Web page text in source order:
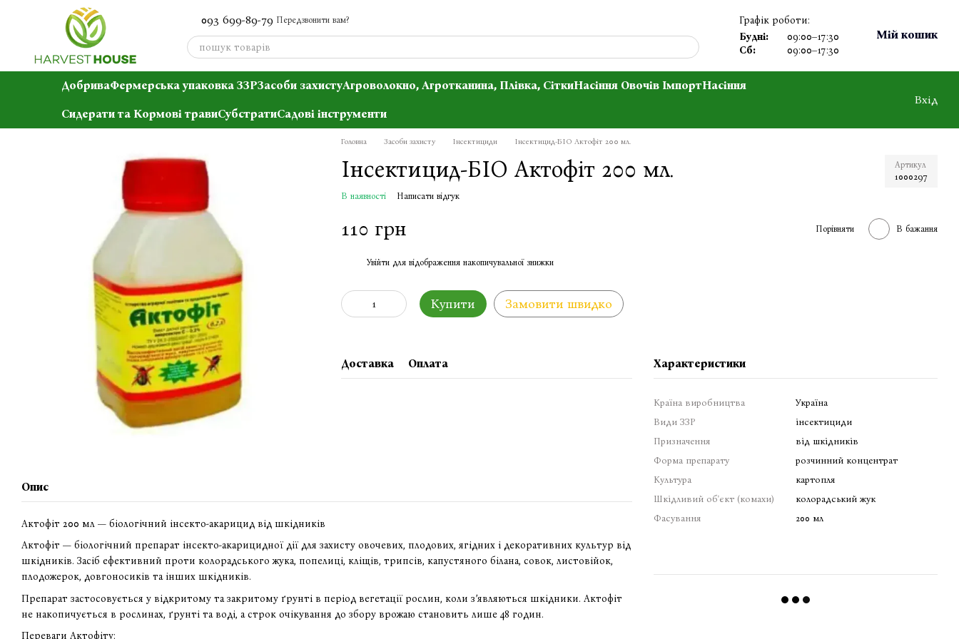
Перейти до основного контенту
093 699-89-79 Передзвонити вам?
Графік роботи:
Будні:
09:00–17:30
Сб:
09:00–17:30
Мій кошик
ДобриваФермерська упаковка ЗЗРЗасоби захистуАгроволокно, Агротканина, Плівка, СіткиНасіння Овочів ІмпортНасіння
Сидерати та Кормові травиСубстратиСадові інструменти
Вхід
Головна Засоби захисту Інсектициди Інсектицид-БІО Актофіт 200 мл.
Інсектицид-БІО Актофіт 200 мл. Артикул
1000297
В наявності Написати відгук
110 грн Порівняти В бажання
Увійти для відображення накопичувальної знижки
Купити Замовити швидко
Доставка Оплата Характеристики
Країна виробництва
Україна
Види ЗЗР
інсектициди
Призначення
від шкідників
Форма препарату
розчинний концентрат
Культура
картопля
Шкідливий об'єкт (комахи)
колорадський жук
Фасування
200 мл
Опис
Актофіт 200 мл — біологічний інсекто-акарицид від шкідників
Актофіт — біологічний препарат інсекто-акарицидної дії для захисту овочевих, плодових, ягідних і декоративних культур від
шкідників. Засіб ефективний проти колорадського жука, попелиці, кліщів, трипсів, капустяного білана, совок, листовійок,
плодожерок, довгоносиків та інших шкідників.
Препарат застосовується у відкритому та закритому ґрунті в період вегетації рослин, коли з’являються шкідники. Актофіт
не накопичується в рослинах, ґрунті та воді, а строк очікування до збору врожаю становить лише 48 годин.
Переваги Актофіту: